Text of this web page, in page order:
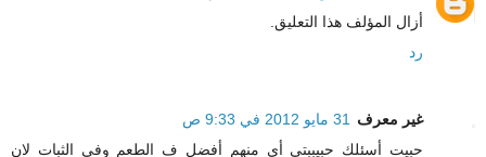
أزال المؤلف هذا التعليق.
رد
غير معرف
31 مايو 2012 في 9:33 ص
حبيت أسئلك حبيببتي أي منهم أفضل ف الطعم وفي الثبات لان